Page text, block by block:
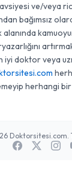
ve/veya
bağımsız
alanında
iyi doktor veya
herhangi
Doktorsitesi.com.